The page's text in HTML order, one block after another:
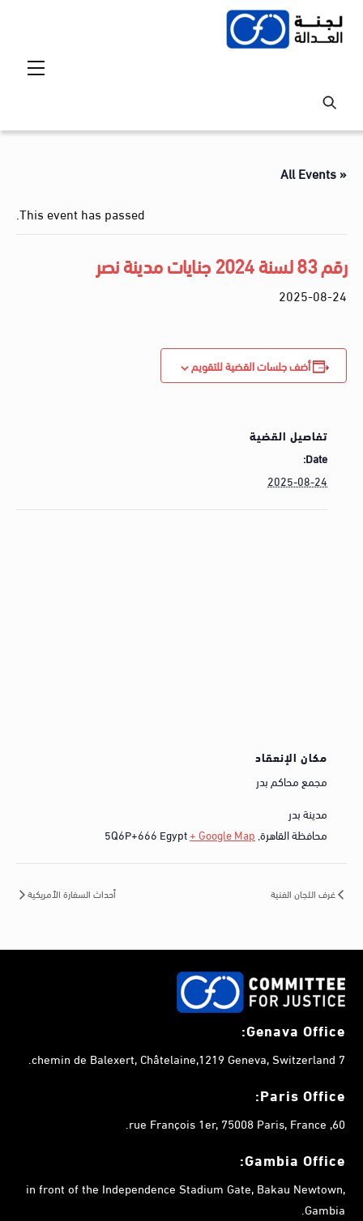
Skip
« All Events
This event has passed.
رقم 83 لسنة 2024 جنايات مدينة نصر
2025-08-24
أضف جلسات القضية للتقويم
تفاصيل القضية
Date:
2025-08-24
مكان الإنعقاد
مجمع محاكم بدر
مدينة بدر
محافظة القاهرة,
5Q6P+666 Egypt+ Google Map
غرف اللجان الفنية أحداث السفارة الأمريكية
Genava Office:
7 chemin de Balexert, Châtelaine,1219 Geneva, Switzerland.
Paris Office:
60, rue François 1er, 75008 Paris, France.
Gambia Office:
in front of the Independence Stadium Gate, Bakau Newtown,
Gambia.